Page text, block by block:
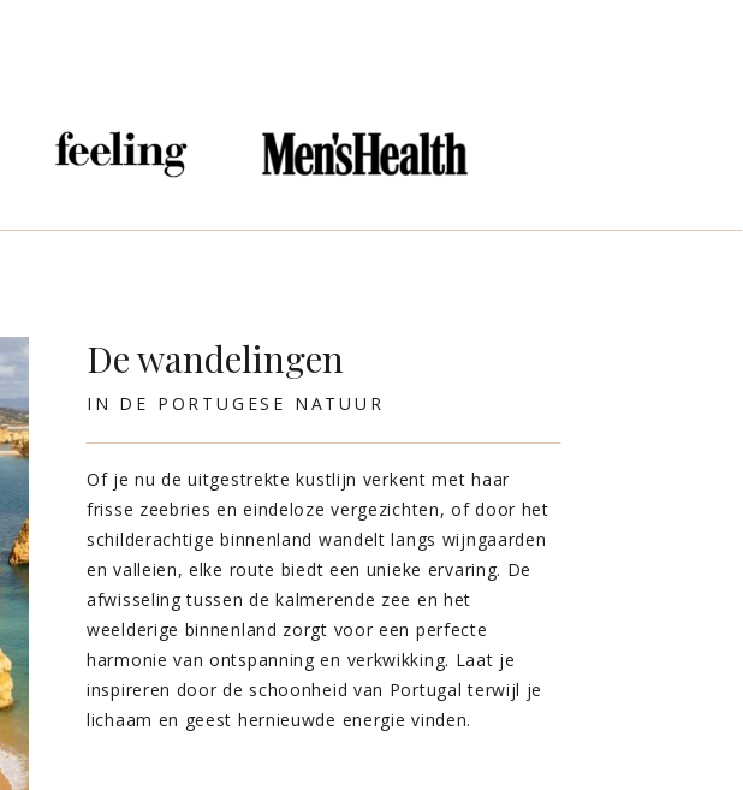
Of je nu de uitgestrekte kustlijn verkent met haar
frisse zeebries en eindeloze vergezichten, of door het
schilderachtige binnenland wandelt langs wijngaarden
en valleien, elke route biedt een unieke ervaring. De
afwisseling tussen de kalmerende zee en het
weelderige binnenland zorgt voor een perfecte
harmonie van ontspanning en verkwikking. Laat je
inspireren door de schoonheid van Portugal terwijl je
lichaam en geest hernieuwde energie vinden.
IN DE PORTUGESE NATUUR
De wandelingen